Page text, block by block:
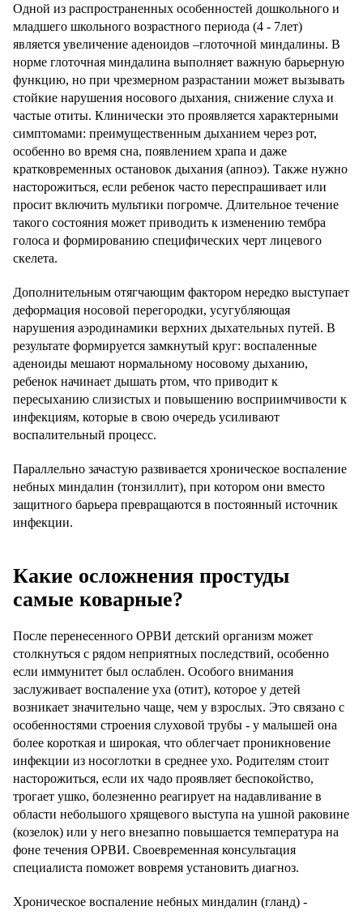
Одной из распространенных особенностей дошкольного и
младшего школьного возрастного периода (4 - 7лет)
является увеличение аденоидов –глоточной миндалины. В
норме глоточная миндалина выполняет важную барьерную
функцию, но при чрезмерном разрастании может вызывать
стойкие нарушения носового дыхания, снижение слуха и
частые отиты. Клинически это проявляется характерными
симптомами: преимущественным дыханием через рот,
особенно во время сна, появлением храпа и даже
кратковременных остановок дыхания (апноэ). Также нужно
насторожиться, если ребенок часто переспрашивает или
просит включить мультики погромче. Длительное течение
такого состояния может приводить к изменению тембра
голоса и формированию специфических черт лицевого
скелета.
Дополнительным отягчающим фактором нередко выступает
деформация носовой перегородки, усугубляющая
нарушения аэродинамики верхних дыхательных путей. В
результате формируется замкнутый круг: воспаленные
аденоиды мешают нормальному носовому дыханию,
ребенок начинает дышать ртом, что приводит к
пересыханию слизистых и повышению восприимчивости к
инфекциям, которые в свою очередь усиливают
воспалительный процесс.
Параллельно зачастую развивается хроническое воспаление
небных миндалин (тонзиллит), при котором они вместо
защитного барьера превращаются в постоянный источник
инфекции.
Какие осложнения простуды
самые коварные?
После перенесенного ОРВИ детский организм может
столкнуться с рядом неприятных последствий, особенно
если иммунитет был ослаблен. Особого внимания
заслуживает воспаление уха (отит), которое у детей
возникает значительно чаще, чем у взрослых. Это связано с
особенностями строения слуховой трубы - у малышей она
более короткая и широкая, что облегчает проникновение
инфекции из носоглотки в среднее ухо. Родителям стоит
насторожиться, если их чадо проявляет беспокойство,
трогает ушко, болезненно реагирует на надавливание в
области небольшого хрящевого выступа на ушной раковине
(козелок) или у него внезапно повышается температура на
фоне течения ОРВИ. Своевременная консультация
специалиста поможет вовремя установить диагноз.
Хроническое воспаление небных миндалин (гланд) -